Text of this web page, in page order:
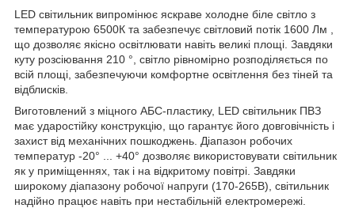
LED світильник випромінює яскраве холодне біле світло з
температурою 6500К та забезпечує світловий потік 1600 Лм ,
що дозволяє якісно освітлювати навіть великі площі. Завдяки
куту розсіювання 210 °, світло рівномірно розподіляється по
всій площі, забезпечуючи комфортне освітлення без тіней та
відблисків.
Виготовлений з міцного АБС-пластику, LED світильник ПВЗ
має ударостійку конструкцію, що гарантує його довговічність і
захист від механічних пошкоджень. Діапазон робочих
температур -20° ... +40° дозволяє використовувати світильник
як у приміщеннях, так і на відкритому повітрі. Завдяки
широкому діапазону робочої напруги (170-265В), світильник
надійно працює навіть при нестабільній електромережі.